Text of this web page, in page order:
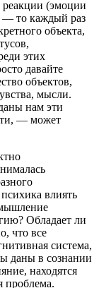
реакции (эмоции
— то каждый раз
объекта,
этих
давайте
объектов,
мысли.
нам эти
— может
влиять
Обладает ли
что все
система,
даны в сознании
находятся
проблема.